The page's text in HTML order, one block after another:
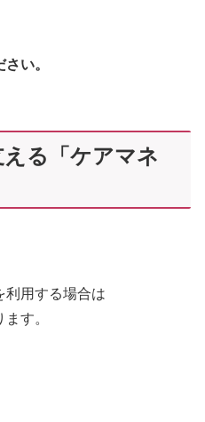
い。
る「ケアマネ
利用する場合は
す。